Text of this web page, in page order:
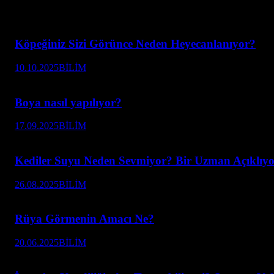
Köpeğiniz Sizi Görünce Neden Heyecanlanıyor?
10.10.2025BİLİM
Boya nasıl yapılıyor?
17.09.2025BİLİM
Kediler Suyu Neden Sevmiyor? Bir Uzman
26.08.2025BİLİM
Rüya Görmenin Amacı Ne?
20.06.2025BİLİM